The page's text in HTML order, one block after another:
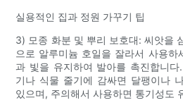
실용적인 집과 정원 가꾸기 팁
3) 모종 화분 및 뿌리 보호대: 씨앗을
으로 알루미늄 호일을 잘라서 사용하
과 빛을 유지하여 발아를 촉진합니
기나 식물 줄기에 감싸면 달팽이나
있으며, 주의해서 사용하면 통기성도